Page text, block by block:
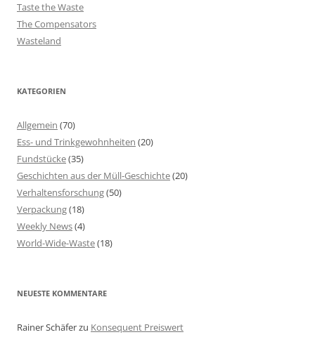
Taste the Waste
The Compensators
Wasteland
KATEGORIEN
Allgemein (70)
Ess- und Trinkgewohnheiten (20)
Fundstücke(35)
Geschichten aus der Müll-Geschichte(20)
Verhaltensforschung(50)
Verpackung(18)
Weekly News(4)
World-Wide-Waste(18)
NEUESTE KOMMENTARE
Rainer Schäferzu Konsequent Preiswert